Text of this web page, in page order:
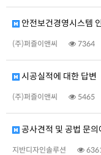
안전보건경영시스템
(주)퍼즐이앤씨 7364
시공실적에 대한 답변
(주)퍼즐이앤씨 5465
공사견적 및 공법 문의
지반디자인솔루션